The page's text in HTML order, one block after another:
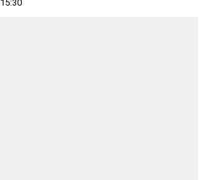
15:30